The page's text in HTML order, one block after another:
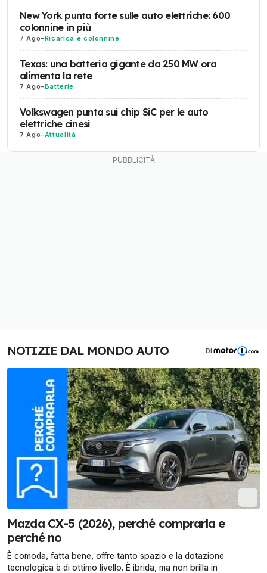
New York punta forte sulle auto elettriche: 600
colonnine in più
7 Ago-Ricarica e colonnine
Texas: una batteria gigante da 250 MW ora
alimenta la rete
7 Ago-Batterie
Volkswagen punta sui chip SiC per le auto
elettriche cinesi
7 Ago-Attualità
NOTIZIE DAL MONDO AUTO DI
Mazda CX-5 (2026), perché comprarla e
perché no
È comoda, fatta bene, offre tanto spazio e la dotazione
tecnologica è di ottimo livello. È ibrida, ma non brilla in